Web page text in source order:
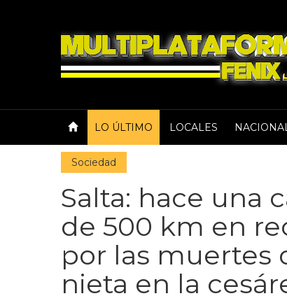
LO ÚLTIMO LOCALES
Sociedad
Salta: hace una
de 500 km en
por las muertes
nieta en la